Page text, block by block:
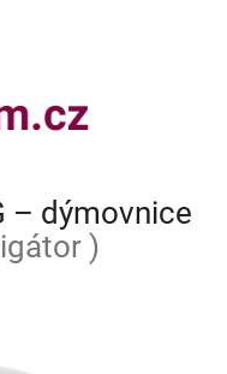
– dýmovnice
)